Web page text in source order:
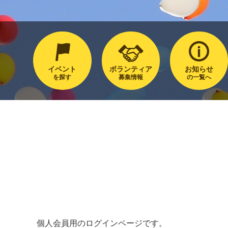
イベント
を探す
ボランティア
募集情報
お知らせ
の一覧へ
個人会員用のログインページです。